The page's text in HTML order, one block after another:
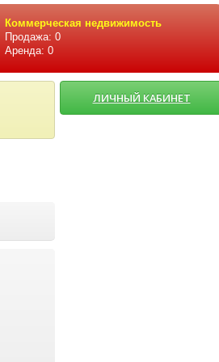
Коммерческая недвижимость
Продажа: 0
Аренда: 0
ЛИЧНЫЙ КАБИНЕТ